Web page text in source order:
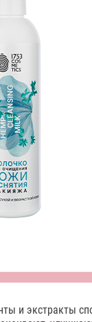
и экстракты